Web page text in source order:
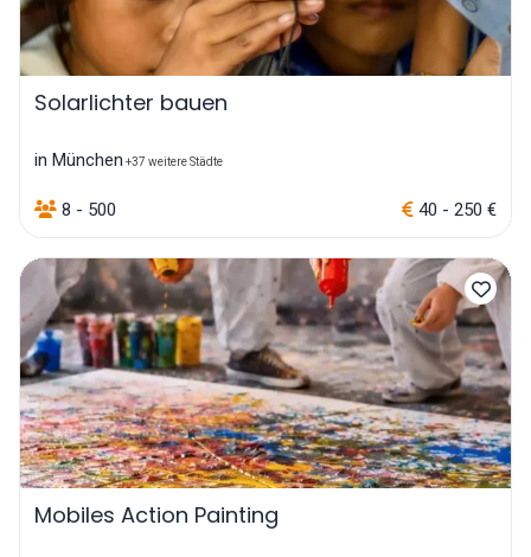
Solarlichter bauen
in München +37 weitere Städte
8 - 500 40 - 250 €
Mobiles Action Painting